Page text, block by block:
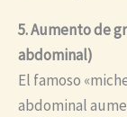
5. Aumento de
abdominal)
El famoso
abdominal